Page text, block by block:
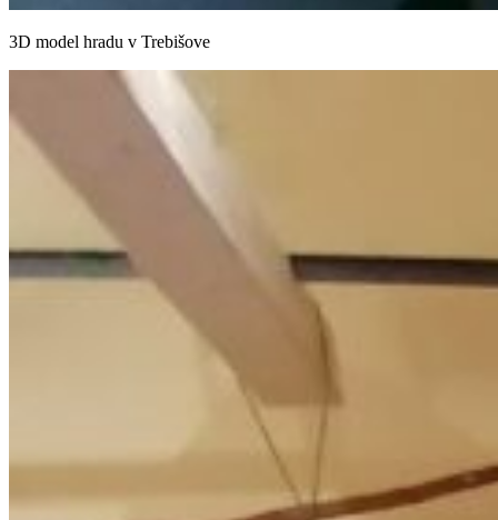
3D model hradu v Trebišove